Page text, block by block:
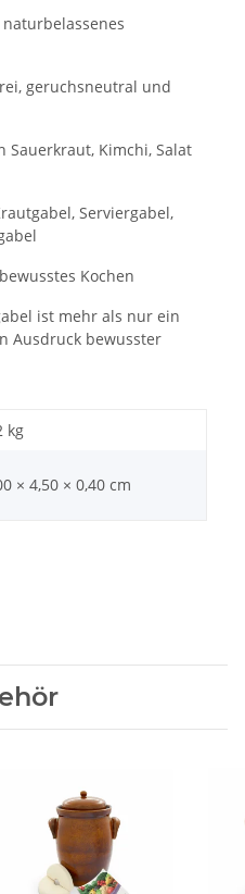
geruchsneutral und
Kimchi, Salat
Serviergabel,
Kochen
ist mehr als nur ein
Ausdruck bewusster
kg
× 4,50 × 0,40 cm